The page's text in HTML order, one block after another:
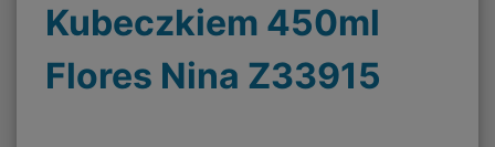
Kubeczkiem 450ml
Flores Nina Z33915